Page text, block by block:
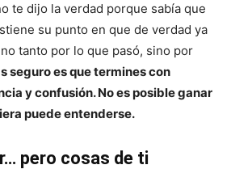
te dijo la verdad porque sabía que
su punto en que de verdad ya
tanto por lo que pasó, sino por
seguro es que termines con
y confusión. No es posible ganar
puede entenderse.
pero cosas de ti